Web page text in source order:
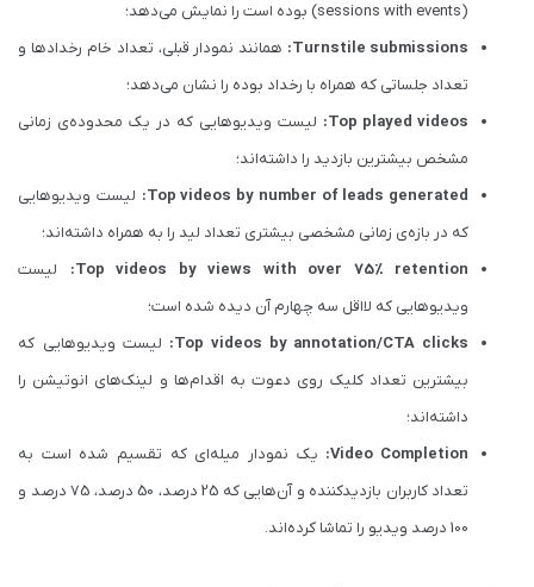
(sessions with events) بوده است را نمایش می‌دهد؛
Turnstile submissions: همانند نمودار قبلی، تعداد خام رخدادها و
تعداد جلساتی که همراه با رخداد بوده را نشان می‌دهد؛
Top played videos:
لیست ویدیوهایی که در یک محدوده‌ی زمانی
مشخص بیشترین بازدید را داشته‌اند؛
Top videos by number of leads generated:
لیست ویدیوهایی
که در بازه‌ی زمانی مشخصی بیشتری تعداد لید را به همراه داشته‌اند؛
Top videos by views with over 75% retention:
لیست
ویدیوهایی که لااقل سه چهارم آن دیده شده است؛
Top videos by annotation/CTA clicks:
لیست ویدیوهایی که
بیشترین تعداد کلیک روی دعوت به اقدام‌ها و لینک‌های انوتیشن را
داشته‌اند؛
Video Completion:
یک نمودار میله‌ای که تقسیم شده است به
تعداد کاربران بازدیدکننده و آن‌هایی که 25 درصد، 50 درصد، 75 درصد و
100 درصد ویدیو را تماشا کرده‌اند.